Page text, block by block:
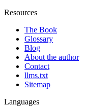
Resources
The Book
Glossary
Blog
About the author
Contact
llms.txt
Sitemap
Languages